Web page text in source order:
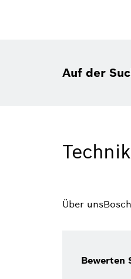
Auf der
Über uns
Bewerten